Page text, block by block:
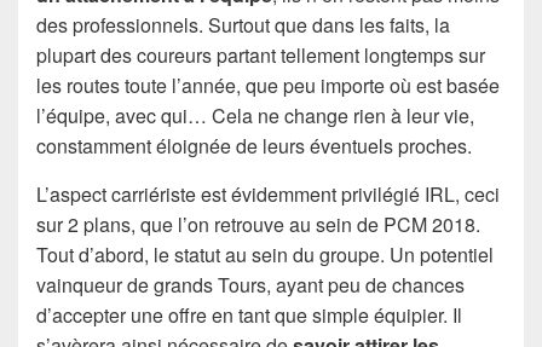
des professionnels. Surtout que dans les faits, la
plupart des coureurs partant tellement longtemps sur
les routes toute l’année, que peu importe où est basée
l’équipe, avec qui… Cela ne change rien à leur vie,
constamment éloignée de leurs éventuels proches.
L’aspect carriériste est évidemment privilégié IRL, ceci
sur 2 plans, que l’on retrouve au sein de PCM 2018.
Tout d’abord, le statut au sein du groupe. Un potentiel
vainqueur de grands Tours, ayant peu de chances
d’accepter une offre en tant que simple équipier. Il